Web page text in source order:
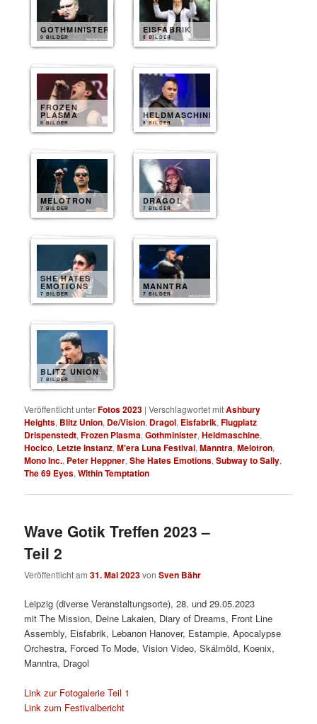
GOTHMINISTER
9 BILDER
EISFABRIK
9 BILDER
FROZEN
PLASMA
8 BILDER
HELDMASCHINE
8 BILDER
MELOTRON
7 BILDER
DRAGOL
7 BILDER
SHE HATES
EMOTIONS
7 BILDER
MANNTRA
7 BILDER
BLITZ UNION
7 BILDER
Veröffentlicht unterFotos 2023 |Verschlagwortet mitAshbury
Heights, Blitz Union, De/Vision, Dragol, Eisfabrik,Flugplatz
Drispenstedt,Frozen Plasma,Gothminister,Heldmaschine,
Hocico, Letzte Instanz,M'era Luna Festival,Manntra,Melotron,
Mono Inc., Peter Heppner,She Hates Emotions,Subway to Sally,
The 69 Eyes,Within Temptation
Wave Gotik Treffen 2023 –
Teil 2
Veröffentlicht am31. Mai 2023vonSven Bähr
Leipzig (diverse Veranstaltungsorte), 28. und 29.05.2023
mit The Mission, Deine Lakaien, Diary of Dreams, Front Line
Assembly, Eisfabrik, Lebanon Hanover, Estampie, Apocalypse
Orchestra, Forced To Mode, Vision Video, Skálmöld, Koenix,
Manntra, Dragol
Link zur Fotogalerie Teil 1
Link zum Festivalbericht